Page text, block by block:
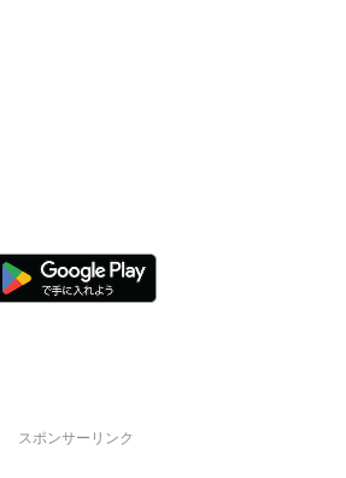
スポンサーリンク